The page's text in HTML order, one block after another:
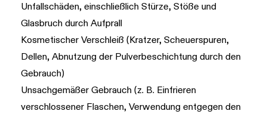
Unfallschäden, einschließlich Stürze, Stöße und
Glasbruch durch Aufprall
Kosmetischer Verschleiß (Kratzer, Scheuerspuren,
Dellen, Abnutzung der Pulverbeschichtung durch den
Gebrauch)
Unsachgemäßer Gebrauch (z. B. Einfrieren
verschlossener Flaschen, Verwendung entgegen den